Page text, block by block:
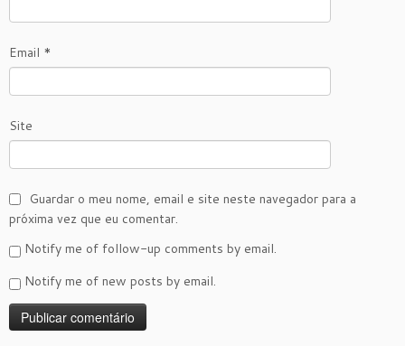
Email *
Site
Guardar o meu nome, email e site neste navegador para a
próxima vez que eu comentar.
Notify me of follow-up comments by email.
Notify me of new posts by email.